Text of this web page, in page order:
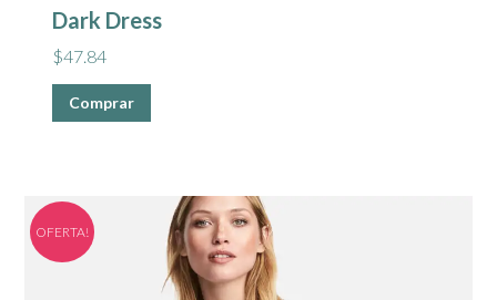
Dark Dress
$47.84
Comprar
OFERTA!